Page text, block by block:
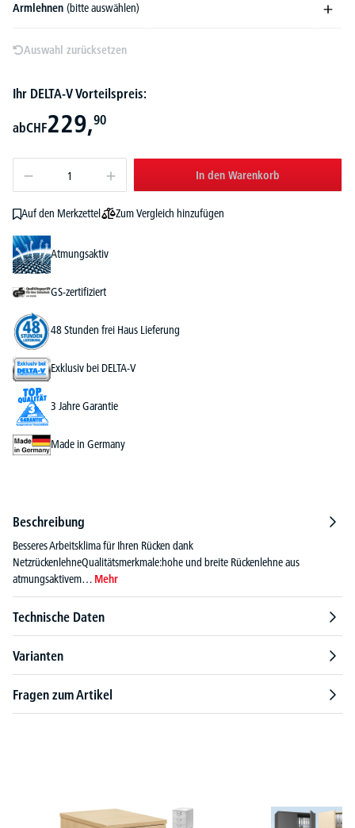
Armlehnen (bitte auswählen)
Auswahl zurücksetzen
Ihr DELTA-V Vorteilspreis:
abCHF229,90
In den Warenkorb
Auf den Merkzettel Zum Vergleich hinzufügen
Atmungsaktiv
GS-zertifiziert
48 Stunden frei Haus Lieferung
Exklusiv bei DELTA-V
3 Jahre Garantie
Made in Germany
Beschreibung
Besseres Arbeitsklima für Ihren Rücken dank
NetzrückenlehneQualitätsmerkmale:hohe und breite Rückenlehne aus
atmungsaktivem… Mehr
Technische Daten
Varianten
Fragen zum Artikel